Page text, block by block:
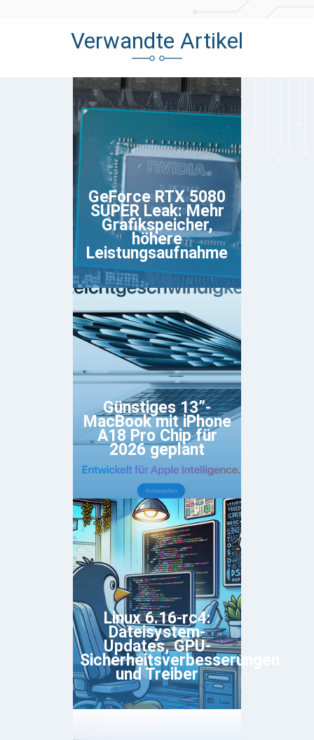
Verwandte Artikel
GeForce RTX 5080
SUPER Leak: Mehr
Grafikspeicher,
höhere
Leistungsaufnahme
Günstiges 13”-
MacBook mit iPhone
A18 Pro Chip für
2026 geplant
Linux 6.16-rc4:
Dateisystem-
Updates, GPU-
Sicherheitsverbesserungen
und Treiber